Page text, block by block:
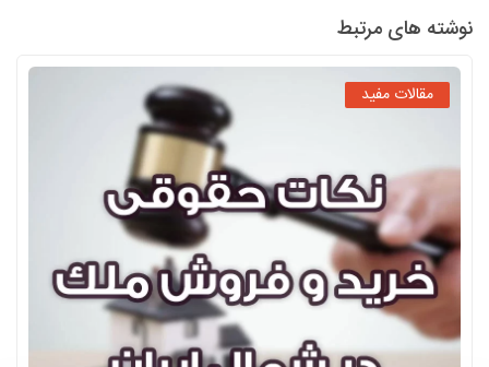
نوشته های مرتبط
مقالات مفید